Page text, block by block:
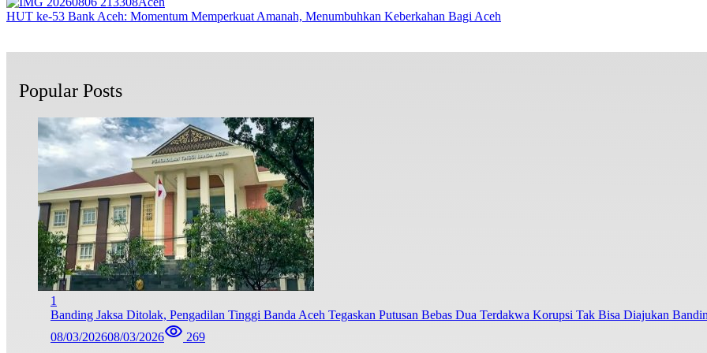
HUT ke-53 Bank Aceh: Momentum Memperkuat Amanah, Menumbuhkan Keberkahan Bagi Aceh
Popular Posts
1
Banding Jaksa Ditolak, Pengadilan Tinggi Banda Aceh Tegaskan Putusan Bebas Dua Terdakwa Korupsi Tak Bisa Diajukan
08/03/202608/03/2026 269